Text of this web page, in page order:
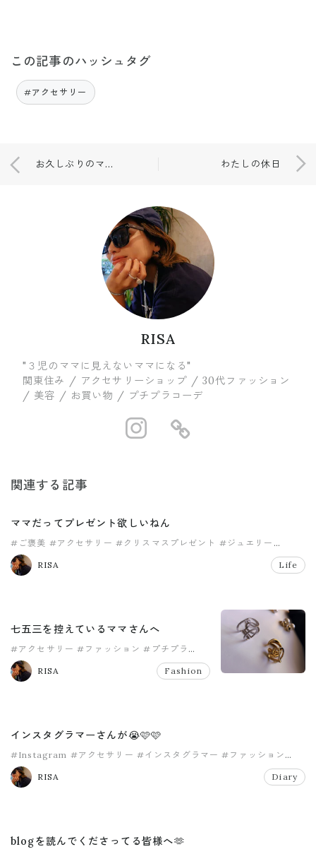
この記事のハッシュタグ
#アクセサリー
お久しぶりのママ服。 わたしの休日
RISA
"３児のママに見えないママになる"
関東住み / アクセサリーショップ / 30代ファッション
/ 美容 / お買い物 / プチプラコーデ
https://
関連する記事
ママだってプレゼント欲しいねん
#ご褒美 #アクセサリー #クリスマスプレゼント #ジュエリー
#ファッション
RISA
Life
七五三を控えているママさんへ
#アクセサリー #ファッション #プチプラ
#ママファッション
RISA
Fashion
インスタグラマーさんが😭🩷🩷
#Instagram #アクセサリー #インスタグラマー #ファッション
#ママコーデ
RISA
Diary
blogを読んでくださってる皆様へ🫶